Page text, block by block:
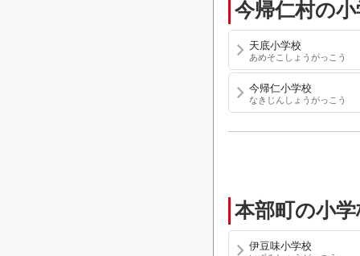
今帰仁村の
天底小学校
あめそこしょうがっこう
今帰仁小学校
なきじんしょうがっこう
本部町の小
伊豆味小学校